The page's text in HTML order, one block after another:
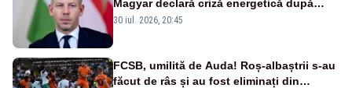
Magyar declară criză energetică după
oprirea centralei de la Paks
30 iul. 2026, 20:45
FCSB, umilită de Auda! Roș-albaștrii s-au
făcut de râs și au fost eliminați din